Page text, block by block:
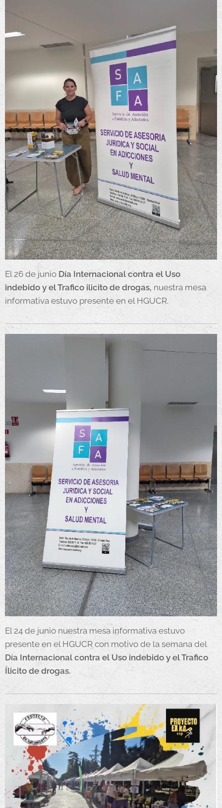
El 26 de junio Día Internacional contra el Uso
indebido y el Trafico ilicito de drogas, nuestra mesa
informativa estuvo presente en el HGUCR.
El 24 de junio nuestra mesa informativa estuvo
presente en el HGUCR con motivo de la semana del
Día Internacional contra el Uso indebido y el Trafico
Ílicito de drogas.